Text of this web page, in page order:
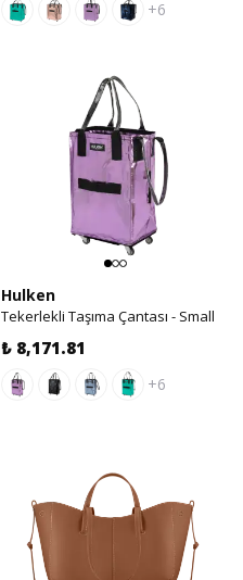
+6
Hulken
Tekerlekli Taşıma Çantası - Small
₺ 8,171.81
+6